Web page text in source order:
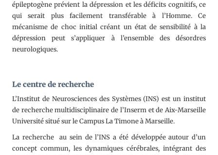
épileptogène prévient la dépression et les déficits cognitifs, ce
qui serait plus facilement transférable à l’Homme. Ce
mécanisme de choc initial créant un état de sensibilité à la
dépression peut s’appliquer à l’ensemble des désordres
neurologiques.
Le centre de recherche
L’Institut de Neurosciences des Systèmes (INS) est un institut
de recherche multidisciplinaire de l’Inserm et de Aix-Marseille
Université situé sur le Campus La Timone à Marseille.
La recherche au sein de l’INS a été développée autour d’un
concept commun, les dynamiques cérébrales, intégrant des